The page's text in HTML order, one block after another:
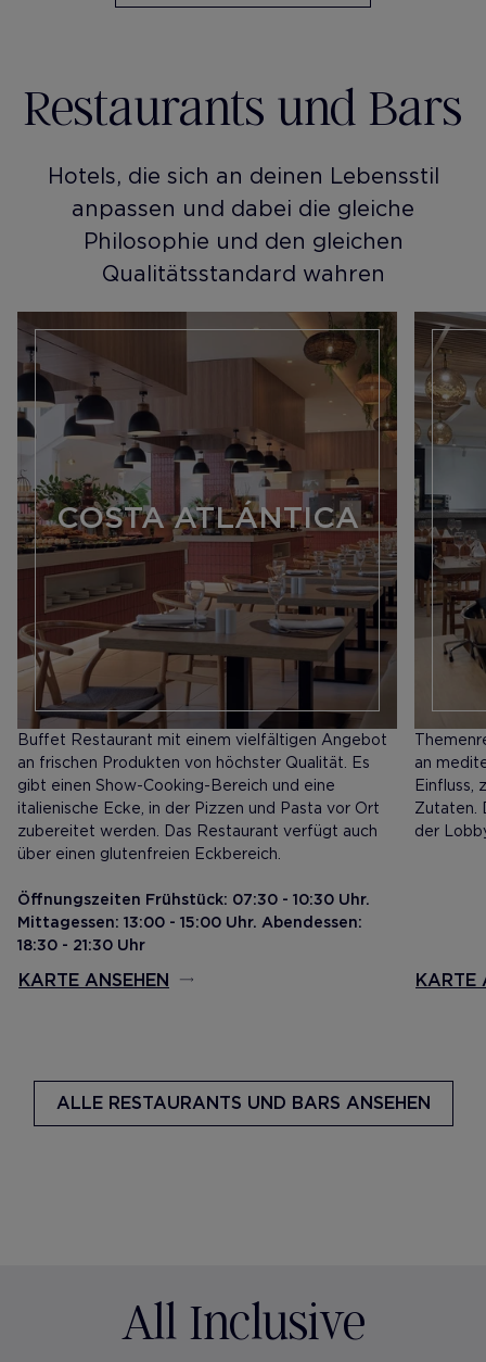
Restaurants und Bars
Hotels, die sich an deinen Lebensstil
anpassen und dabei die gleiche
Philosophie und den gleichen
Qualitätsstandard wahren
COSTA ATLÁNTICA
Buffet Restaurant mit einem vielfältigen Angebot
an frischen Produkten von höchster Qualität. Es
gibt einen Show-Cooking-Bereich und eine
italienische Ecke, in der Pizzen und Pasta vor Ort
zubereitet werden. Das Restaurant verfügt auch
über einen glutenfreien Eckbereich.
Öffnungszeiten Frühstück: 07:30 - 10:30 Uhr.
Mittagessen: 13:00 - 15:00 Uhr. Abendessen:
18:30 - 21:30 Uhr
KARTE ANSEHEN
an
Einfluss,
Zutaten.
der
KARTE
ALLERESTAURANTS UND BARS ANSEHEN
All Inclusive